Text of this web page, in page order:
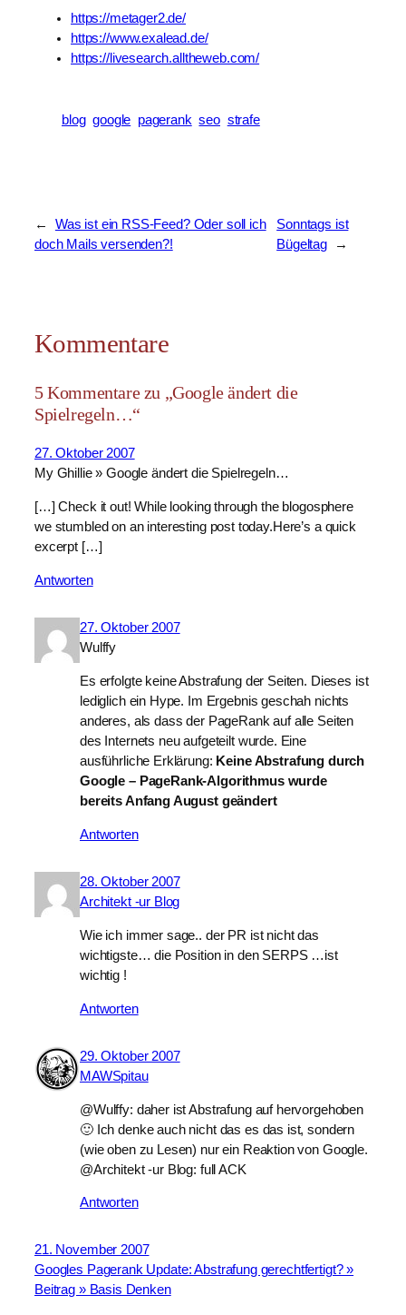
https://metager2.de/
https://www.exalead.de/
https://livesearch.alltheweb.com/
blog google pagerank seo strafe
←
Was ist ein RSS-Feed? Oder soll ich
doch Mails versenden?!
Sonntags ist
Bügeltag
→
Kommentare
5 Kommentare zu „Google ändert die
Spielregeln…“
27. Oktober 2007
My Ghillie » Google ändert die Spielregeln…
[…] Check it out! While looking through the blogosphere
we stumbled on an interesting post today.Here’s a quick
excerpt […]
Antworten
27. Oktober 2007
Wulffy
Es erfolgte keine Abstrafung der Seiten. Dieses ist
lediglich ein Hype. Im Ergebnis geschah nichts
anderes, als dass der PageRank auf alle Seiten
des Internets neu aufgeteilt wurde. Eine
ausführliche Erklärung: Keine Abstrafung durch
Google – PageRank-Algorithmus wurde
bereits Anfang August geändert
Antworten
28. Oktober 2007
Architekt -ur Blog
Wie ich immer sage.. der PR ist nicht das
wichtigste… die Position in den SERPS …ist
wichtig !
Antworten
29. Oktober 2007
MAWSpitau
@Wulffy: daher ist Abstrafung auf hervorgehoben
🙂 Ich denke auch nicht das es das ist, sondern
(wie oben zu Lesen) nur ein Reaktion von Google.
@Architekt -ur Blog: full ACK
Antworten
21. November 2007
Googles Pagerank Update: Abstrafung gerechtfertigt? »
Beitrag » Basis Denken